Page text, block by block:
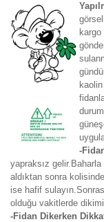
-
yapraksız gelir.Baharla
aldıktan sonra
ise hafif
olduğu vakitlerde
-Fidan Dikerken